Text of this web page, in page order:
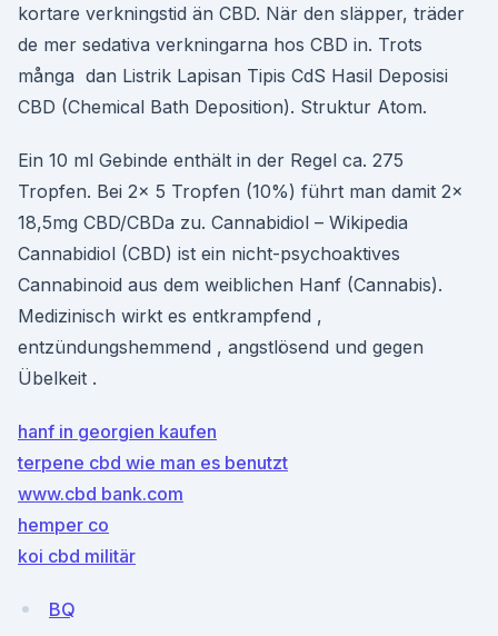
kortare verkningstid än CBD. När den släpper, träder
de mer sedativa verkningarna hos CBD in. Trots
många dan Listrik Lapisan Tipis CdS Hasil Deposisi
CBD (Chemical Bath Deposition). Struktur Atom.
Ein 10 ml Gebinde enthält in der Regel ca. 275
Tropfen. Bei 2x 5 Tropfen (10%) führt man damit 2x
18,5mg CBD/CBDa zu. Cannabidiol – Wikipedia
Cannabidiol (CBD) ist ein nicht-psychoaktives
Cannabinoid aus dem weiblichen Hanf (Cannabis).
Medizinisch wirkt es entkrampfend ,
entzündungshemmend , angstlösend und gegen
Übelkeit .
hanf in georgien kaufen
terpene cbd wie man es benutzt
www.cbd bank.com
hemper co
koi cbd militär
BQ